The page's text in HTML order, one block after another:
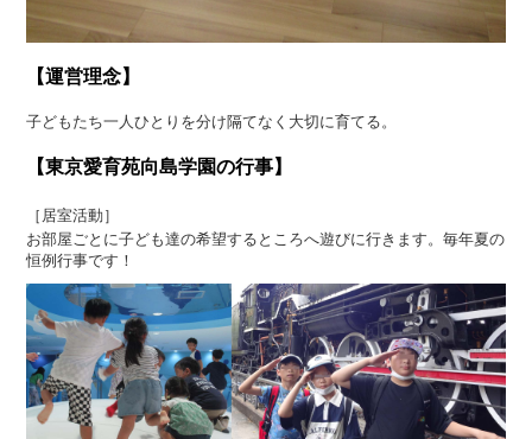
【運営理念】
子どもたち一人ひとりを分け隔てなく大切に育てる。
【東京愛育苑向島学園の行事】
［居室活動］
お部屋ごとに子ども達の希望するところへ遊びに行きます。毎年夏の
恒例行事です！